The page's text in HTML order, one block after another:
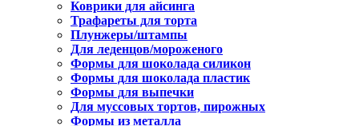
Коврики для айсинга
Трафареты для торта
Плунжеры/штампы
Для леденцов/мороженого
Формы для шоколада силикон
Формы для шоколада пластик
Формы для выпечки
Для муссовых тортов, пирожных
Формы из металла